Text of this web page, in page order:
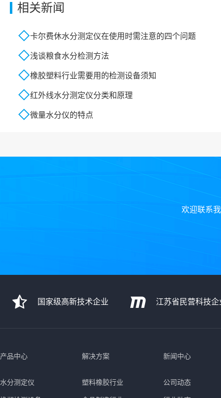
相关新闻
卡尔费休水分测定仪在使用时需注意的四个问题
浅谈粮食水分检测方法
橡胶塑料行业需要用的检测设备须知
红外线水分测定仪分类和原理
微量水分仪的特点
欢迎联系
国家级高新技术企业 江苏省民营科技企
产品中心
水分测定仪
解决方案
塑料橡胶行业
新闻中心
公司动态